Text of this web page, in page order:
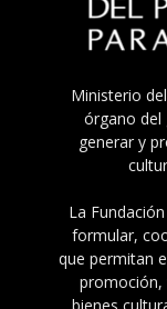
Ministerio
órgano del
generar y
La
formular,
que permitan
promoción,